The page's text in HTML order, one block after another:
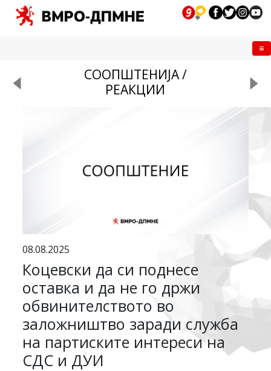
СООПШТЕНИЈА /
РЕАКЦИИ
08.08.2025
Коцевски да си поднесе
оставка и да не го држи
обвинителството во
заложништво заради служба
на партиските интереси на
СДС и ДУИ